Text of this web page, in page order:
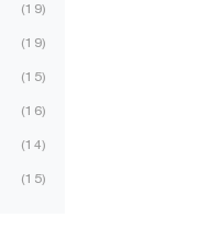
19
19
15
16
14
15